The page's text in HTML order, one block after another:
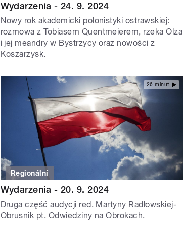
Wydarzenia - 24. 9. 2024
Nowy rok akademicki polonistyki ostrawskiej:
rozmowa z Tobiasem Quentmeierem, rzeka Olza
i jej meandry w Bystrzycy oraz nowości z
Koszarzysk.
26 minut
Regionální
Wydarzenia - 20. 9. 2024
Druga część audycji red. Martyny Radłowskiej-
Obrusnik pt. Odwiedziny na Obrokach.